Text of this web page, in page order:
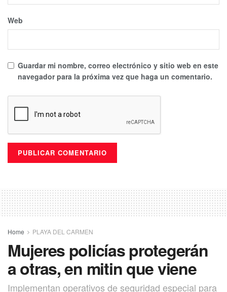
Web
Guardar mi nombre, correo electrónico y sitio web en este
navegador para la próxima vez que haga un comentario.
Home PLAYA DEL CARMEN
Mujeres policías protegerán
a otras, en mitin que viene
Implementan operativos de seguridad especial para